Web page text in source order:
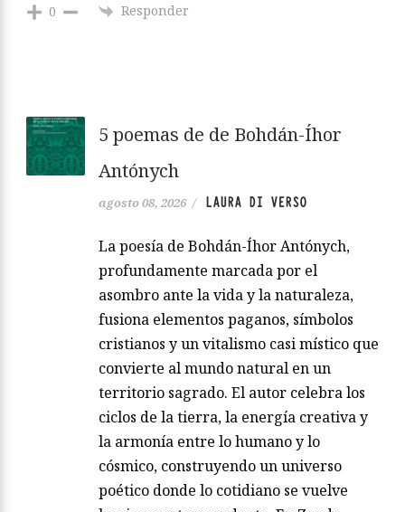
0 Responder
5 poemas de de Bohdán-Íhor
Antónych
agosto 08, 2026 / LAURA DI VERSO
La poesía de Bohdán-Íhor Antónych,
profundamente marcada por el
asombro ante la vida y la naturaleza,
fusiona elementos paganos, símbolos
cristianos y un vitalismo casi místico que
convierte al mundo natural en un
territorio sagrado. El autor celebra los
ciclos de la tierra, la energía creativa y
la armonía entre lo humano y lo
cósmico, construyendo un universo
poético donde lo cotidiano se vuelve